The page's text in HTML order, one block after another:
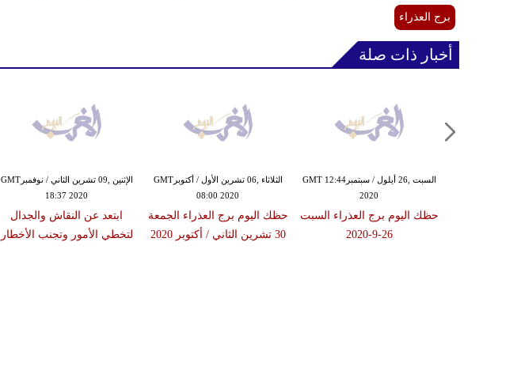
برج العذراء
أخبار ذات صلة
الإثنين ,09 تشرين الثاني / نوفمبرGMT
18:37 2020
ابتعد عن النقاش والجدال
لتخطي الأمور وتجنب الأخطار
الثلاثاء ,06 تشرين الأول / أكتوبرGMT
08:00 2020
حظك اليوم برج العذراء الجمعة
30 تشرين الثاني / أكتوبر 2020
السبت ,26 أيلول / سبتمبرGMT 12:44
2020
حظك اليوم برج العذراء السبت
26-9-2020